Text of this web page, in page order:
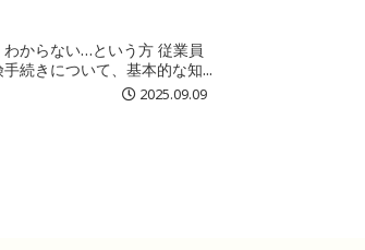
手続きについて知りたい方 建設業界の保険手続きについて、基本的な知...
2025.09.09